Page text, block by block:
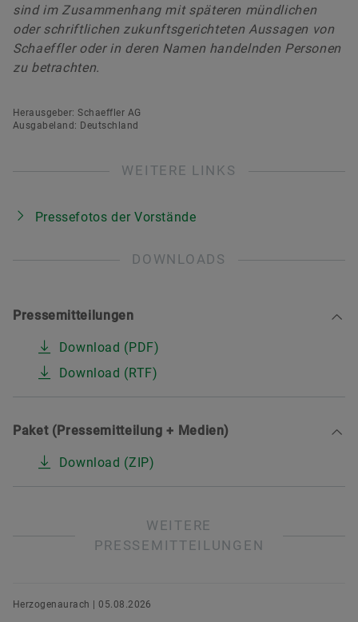
sind im Zusammenhang mit späteren mündlichen
oder schriftlichen zukunftsgerichteten Aussagen von
Schaeffler oder in deren Namen handelnden Personen
zu betrachten.
Herausgeber: Schaeffler AG
Ausgabeland: Deutschland
WEITERE LINKS
Pressefotos der Vorstände
DOWNLOADS
Pressemitteilungen
Download (PDF)
Download (RTF)
Paket (Pressemitteilung + Medien)
Download (ZIP)
WEITERE
PRESSEMITTEILUNGEN
Herzogenaurach | 05.08.2026